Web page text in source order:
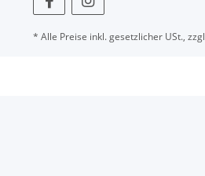
* Alle Preise inkl. gesetzlicher USt.,